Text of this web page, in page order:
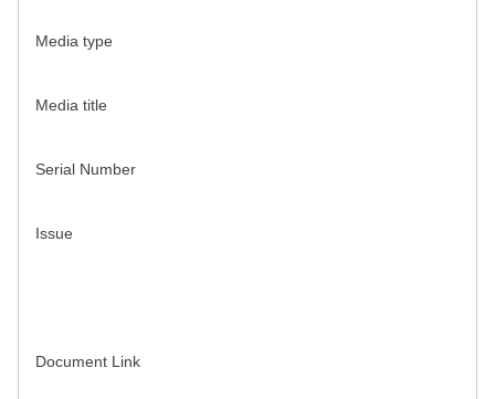
Media type
Media title
Serial Number
Issue
Document Link